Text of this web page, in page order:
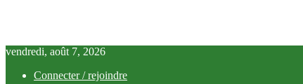
vendredi, août 7, 2026
Connecter / rejoindre